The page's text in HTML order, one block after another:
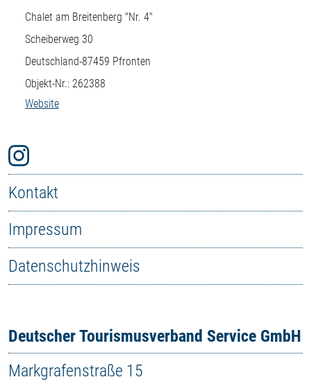
Chalet am Breitenberg "Nr. 4"
Scheiberweg 30
Deutschland-87459 Pfronten
Objekt-Nr.: 262388
Website
Deutscher Tourismusverband Service GmbH
Markgrafenstraße 15
Kontakt
Impressum
Datenschutzhinweis